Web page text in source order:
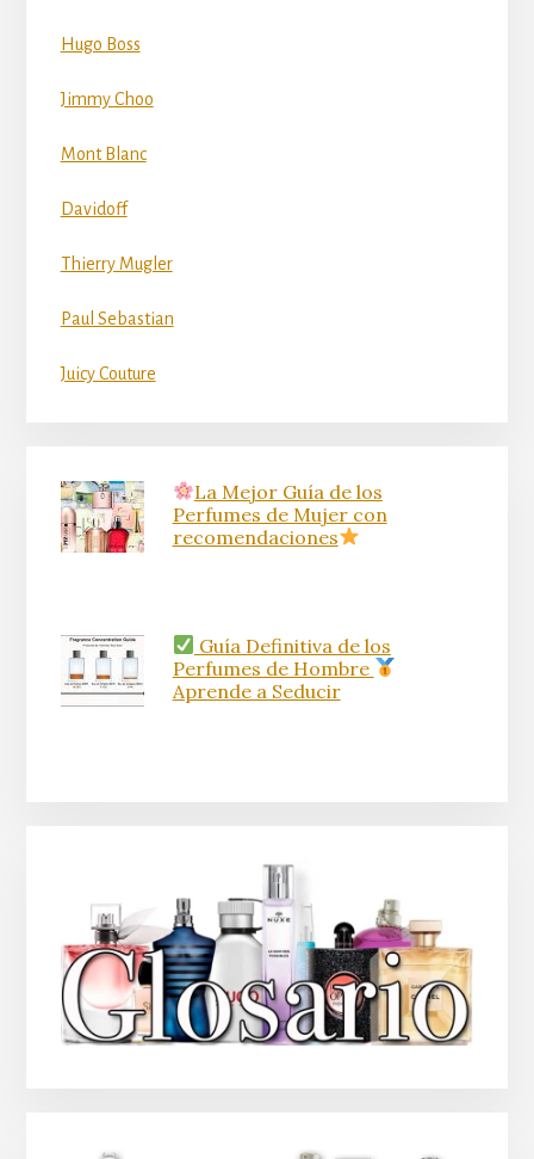
Hugo Boss
Jimmy Choo
Mont Blanc
Davidoff
Thierry Mugler
Paul Sebastian
Juicy Couture
La Mejor Guía de los
Perfumes de Mujer con
recomendaciones
Guía Definitiva de los
Perfumes de Hombre
Aprende a Seducir